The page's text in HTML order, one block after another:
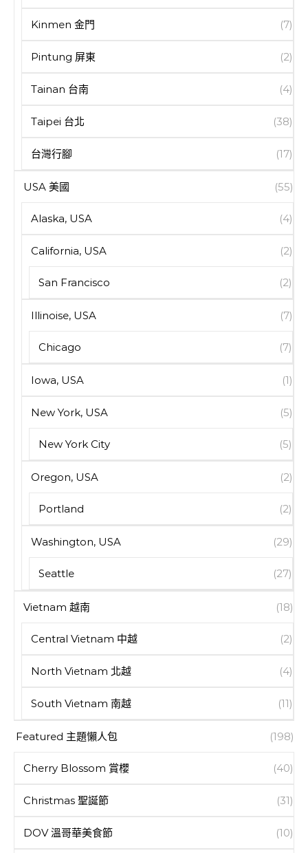
Kinmen 金門 (7)
Pintung 屏東 (2)
Tainan 台南 (4)
Taipei 台北 (38)
台灣行腳 (17)
USA 美國 (55)
Alaska, USA (4)
California, USA (2)
San Francisco (2)
Illinoise, USA (7)
Chicago (7)
Iowa, USA (1)
New York, USA (5)
New York City (5)
Oregon, USA (2)
Portland (2)
Washington, USA (29)
Seattle (27)
Vietnam 越南 (18)
Central Vietnam 中越 (2)
North Vietnam 北越 (4)
South Vietnam 南越 (11)
Featured 主題懶人包 (198)
Cherry Blossom 賞櫻 (40)
Christmas 聖誕節 (31)
DOV 溫哥華美食節 (10)